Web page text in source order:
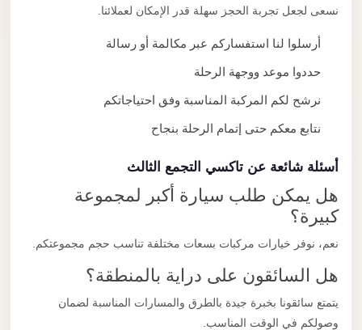
نسعى لجعل تجربة الحجز سهلة قدر الإمكان لعملائنا.
أرسلوا لنا استفساركم عبر مكالمة أو رسالة
حددوا موعد ووجهة الرحلة
نرشح لكم المركبة المناسبة وفق احتياجاتكم
نتابع معكم حتى إتمام الرحلة بنجاح
أسئلة شائعة عن تاكسي التجمع الثالث
هل يمكن طلب سيارة أكبر لمجموعة
كبيرة؟
نعم، نوفر خيارات مركبات بسعات مختلفة تناسب حجم مجموعتكم.
هل السائقون على دراية بالمنطقة؟
يتمتع سائقونا بخبرة جيدة بالطرق والمسارات المناسبة لضمان
وصولكم في الوقت المناسب.